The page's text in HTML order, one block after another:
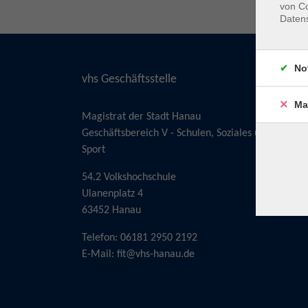
vhs Geschäftsstelle
Magistrat der Stadt Hanau
Geschäftsbereich V - Schulen, Soziales und
Sport
54.2 Volkshochschule
Ulanenplatz 4
63452 Hanau
Telefon: 06181 2950 2192
E-Mail: fit@vhs-hanau.de
von